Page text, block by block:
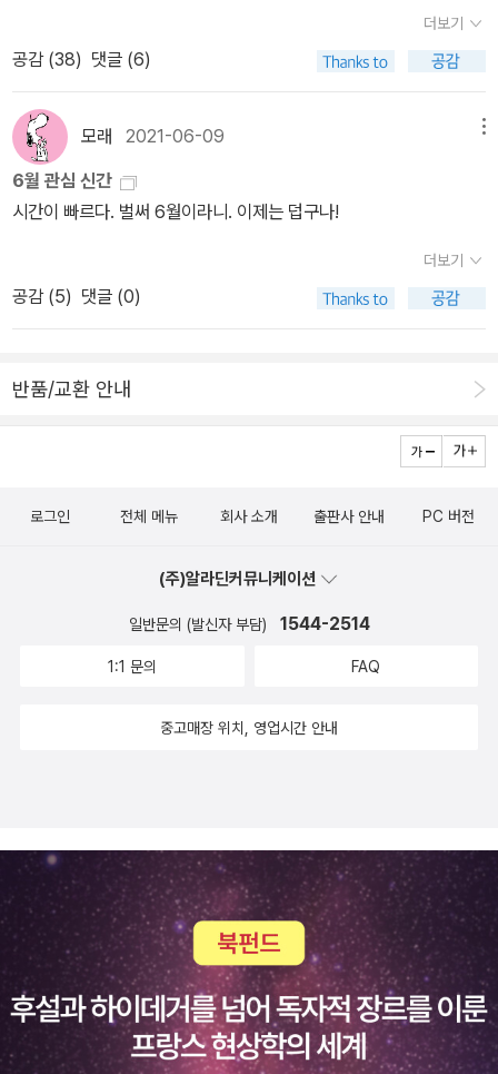
다.(읽지 않은 책들 반납,재대출,그리고 연체)이번 책을 주문하고 살
펴보니 거의 대부분 여성작가들의 책이다.요즘 한국 소설가들의 신작
야할...노력의 시간들일 것이다.반가운 이름 최은영,정유정 작가의 신
간을 주문했었고,요즘 백수린,강화길 작가가 좋아져서 더 알고 싶어
졌다.예전에 읽었던 ‘음복‘ 좋구나!! 여겼었던 강화길 작가를 먼저 선
택했다.김소영 작가 에세이는 평이 좋아서...젊은 작가 수상작품집과
준히 구입하거나아니면 도서관에 빌려서라도 읽어 보려 노력중이
다.‘증언들‘은 ‘시녀 이야기‘ 연장해서 읽어야할 것 같고...‘방랑자
들‘은 도서관에서 빌려 읽다 사야겠다 싶어 주문한 책이다.아..‘인간실
싶대서 주문했다.좋아지는 작가들이 많아져 좀 행복하다.이 행복한
컨을 켜고 질끈 머리를 묵는 것으로 모든 게 끝났다. 길고 긴 머리카락
을 자르고 싶은 날들이다. M이 올린 단발머리가 너무 부럽다.​내일부
터 도쿄 올림픽이 시작된다. 그런데 더위에 가려 응원의 소리가 들리
지 않을 것 같다. 여름의 매미소리가 더 크다. 올림픽 특집 방송 때문
일까, 즐겨보는 드라마의 방송 일정이 바뀌었다는 걸 최근에 알았다.
등장인물 모두가 성장하는 그런 드라마다. 그래서 기분이 좋다. 좋은
어른이면 좋겠다는 생각을 하게 된다.​이쯤에서 복숭아 이야기를 하자
면 사진 속 복숭아는 친구가 보낸 것이다. 며칠 전 친구가 복숭아를 보
낼 테니 주소를 알려달라고 해서 “사양하지 않아”라는 답을 보냈
살고 있어 그럴 것이다. 우리는 초등학교 중학교 동창이다.최근 직업
다. 주변에 점점 백신 접종을 맞은 이들이 늘어난다. 부모님 세대가 아
닌 친구로 확장된 것이다. 저마다 후기가 다르다. 하루하루 아픈 곳이
다르다는 친구도 있고 하루만 심하게 아팠다는 친구도 있고 심리적인
로 기억될지도 모르겠다. 나에게 이번 주는 ‘네가 보낸 복숭아’로 기억
른 기분을 덮어줄 것 같다.친구에게 이번 주는 백신 접종으로 기억될
지도 모르겠다. 나에게 이번 주는 ‘네가 보낸 복숭아’로 기억될 것이
더보기
공감 (38) 댓글 (6)
모래 2021-06-09
6월 관심 신간
시간이 빠르다. 벌써 6월이라니. 이제는 덥구나!
더보기
공감 (5) 댓글 (0)
반품/교환 안내
로그인 전체 메뉴 회사 소개 출판사 안내 PC 버전
(주)알라딘커뮤니케이션
일반문의 (발신자 부담) 1544-2514
1:1 문의 FAQ
중고매장 위치, 영업시간 안내